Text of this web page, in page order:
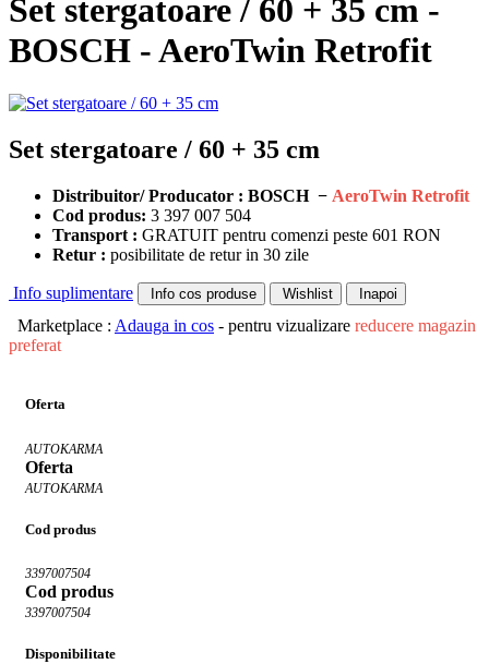
Set stergatoare / 60 + 35 cm -
BOSCH - AeroTwin Retrofit
Set stergatoare / 60 + 35 cm
Distribuitor/ Producator : BOSCH − AeroTwin Retrofit
Cod produs: 3 397 007 504
Transport : GRATUIT pentru comenzi peste 601 RON
Retur : posibilitate de retur in 30 zile
Info suplimentare Info cos produse Wishlist Inapoi
Marketplace : Adauga in cos - pentru vizualizare reducere magazin
preferat
Oferta
AUTOKARMA
Oferta
AUTOKARMA
Cod produs
3397007504
Cod produs
3397007504
Disponibilitate